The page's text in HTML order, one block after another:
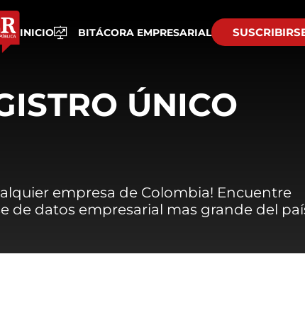
INICIO BITÁCORA EMPRESARIAL
ÚNICO
empresa de Colombia! Encuentre
de datos empresarial mas grande del